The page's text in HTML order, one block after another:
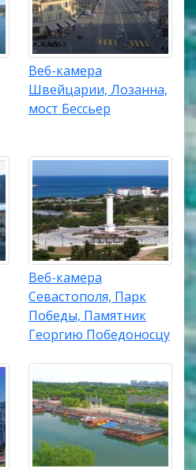
Веб-камера
Швейцарии, Лозанна,
мост Бессьер
Веб-камера
Севастополя, Парк
Победы, Памятник
Георгию Победоносцу